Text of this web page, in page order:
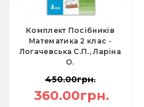
Комплект Посібників
Математика 2 клас -
Логачевська С.П., Ларіна
О.
450.00грн.
360.00грн.